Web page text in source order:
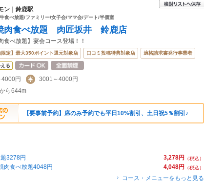
ン｜鈴鹿駅
食べ放題/ファミリー/女子会/ママ会/デート/半個室
肉食べ放題 肉匠坂井 鈴鹿店
食べ放題】宴会コース登場！！
限定】最大350ポイント還元対象店 口コミ投稿特典対象店 適格請求書発行事業者
る
円
3001～4000円
ら644m
【要事前予約】席のみ予約でも平日10%割引、土日祝5％割引♪
3,278円
（税込）
3278円
4,048円
（税込）
肉食べ放題4048円
コース・メニューをもっと見る